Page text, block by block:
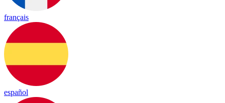
français
español